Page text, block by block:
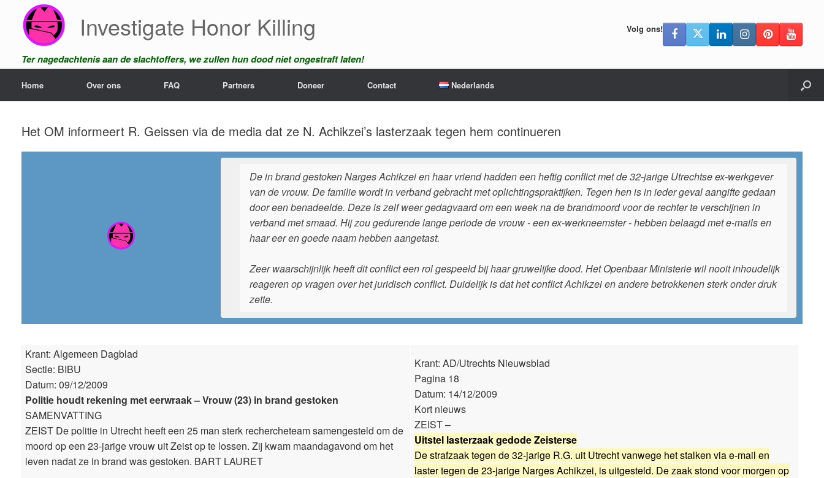
Investigate Honor Killing
Ter nagedachtenis aan de slachtoffers, we zullen hun dood niet ongestraft laten!
Volg ons!
Home Over ons FAQ Partners Doneer Contact Nederlands
Het OM informeert R. Geissen via de media dat ze N. Achikzei’s lasterzaak tegen hem continueren
De in brand gestoken Narges Achikzei en haar vriend hadden een heftig conflict met de 32-jarige Utrechtse ex-werkgever
van de vrouw. De familie wordt in verband gebracht met oplichtingspraktijken. Tegen hen is in ieder geval aangifte gedaan
door een benadeelde. Deze is zelf weer gedagvaard om een week na de brandmoord voor de rechter te verschijnen in
verband met smaad. Hij zou gedurende lange periode de vrouw - een ex-werkneemster - hebben belaagd met e-mails en
haar eer en goede naam hebben aangetast.
Zeer waarschijnlijk heeft dit conflict een rol gespeeld bij haar gruwelijke dood. Het Openbaar Ministerie wil nooit inhoudelijk
reageren op vragen over het juridisch conflict. Duidelijk is dat het conflict Achikzei en andere betrokkenen sterk onder druk
zette.
Krant: Algemeen Dagblad
Sectie: BIBU
Datum: 09/12/2009
Politie houdt rekening met eerwraak – Vrouw (23) in brand gestoken
SAMENVATTING
ZEIST De politie in Utrecht heeft een 25 man sterk rechercheteam samengesteld om de
moord op een 23-jarige vrouw uit Zeist op te lossen. Zij kwam maandagavond om het
leven nadat ze in brand was gestoken. BART LAURET
Krant: AD/Utrechts Nieuwsblad
Pagina 18
Datum: 14/12/2009
Kort nieuws
ZEIST –
Uitstel lasterzaak gedode Zeisterse
De strafzaak tegen de 32-jarige R.G. uit Utrecht vanwege het stalken via e-mail en
laster tegen de 23-jarige Narges Achikzei, is uitgesteld. De zaak stond voor morgen op